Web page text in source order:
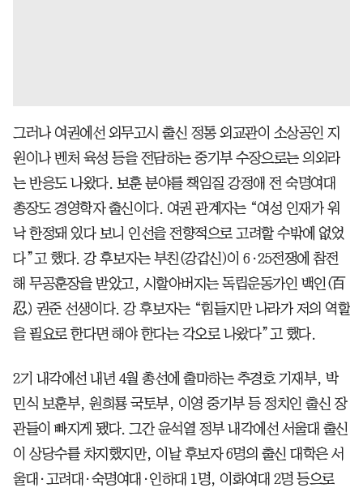
그러나 여권에선 외무고시 출신 정통 외교관이 소상공인 지
원이나 벤처 육성 등을 전담하는 중기부 수장으로는 의외라
는 반응도 나왔다. 보훈 분야를 책임질 강정애 전 숙명여대
총장도 경영학자 출신이다. 여권 관계자는 “여성 인재가 워
낙 한정돼 있다 보니 인선을 전향적으로 고려할 수밖에 없었
다”고 했다. 강 후보자는 부친(강갑신)이 6·25전쟁에 참전
해 무공훈장을 받았고, 시할아버지는 독립운동가인 백인(百
忍) 권준 선생이다. 강 후보자는 “힘들지만 나라가 저의 역할
을 필요로 한다면 해야 한다는 각오로 나왔다”고 했다.
2기 내각에선 내년 4월 총선에 출마하는 추경호 기재부, 박
민식 보훈부, 원희룡 국토부, 이영 중기부 등 정치인 출신 장
관들이 빠지게 됐다. 그간 윤석열 정부 내각에선 서울대 출신
이 상당수를 차지했지만, 이날 후보자 6명의 출신 대학은 서
울대·고려대·숙명여대·인하대 1명, 이화여대 2명 등으로